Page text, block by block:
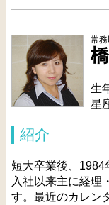
常
生
星
紹介
短大卒業後、1984
入社以来主に経理
す。最近のカレン